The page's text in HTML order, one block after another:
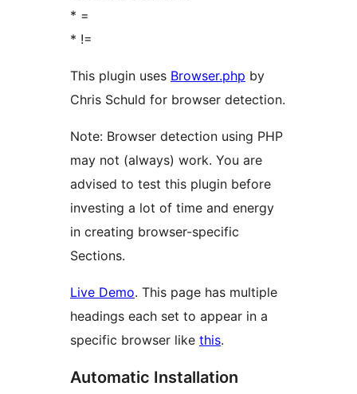
* =
* !=
This plugin uses Browser.php by
Chris Schuld for browser detection.
Note: Browser detection using PHP
may not (always) work. You are
advised to test this plugin before
investing a lot of time and energy
in creating browser-specific
Sections.
Live Demo. This page has multiple
headings each set to appear in a
specific browser like this.
Automatic Installation